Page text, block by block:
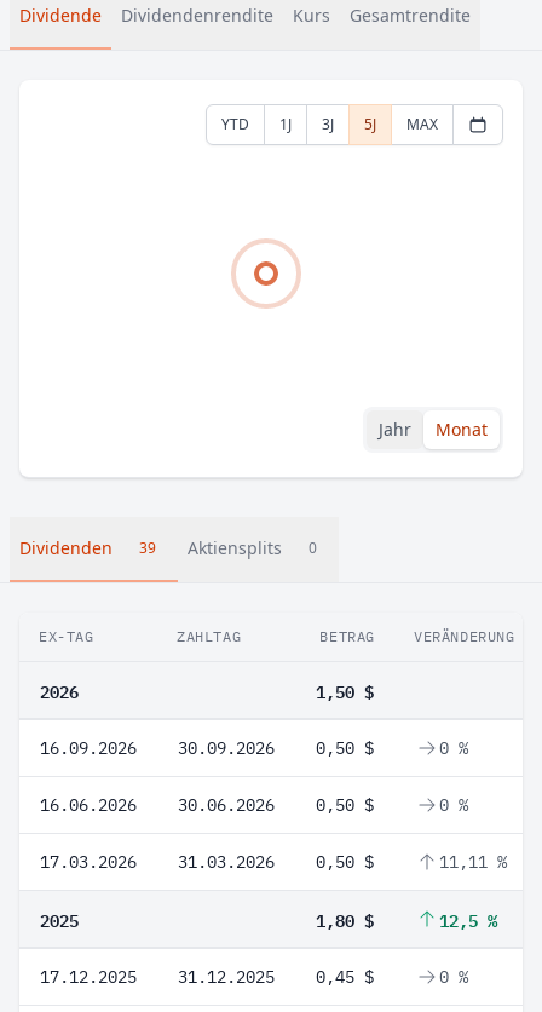
Dividende Dividendenrendite Kurs Gesamtrendite
YTD 1J 3J 5J MAX
Jahr Monat
Dividenden 39 Aktiensplits 0
EX-TAG ZAHLTAG BETRAG VERÄNDERUNG
2026 1,50 $
16.09.2026 30.09.2026 0,50 $ 0 %
16.06.2026 30.06.2026 0,50 $ 0 %
17.03.2026 31.03.2026 0,50 $ 11,11 %
2025 1,80 $ 12,5 %
17.12.2025 31.12.2025 0,45 $ 0 %